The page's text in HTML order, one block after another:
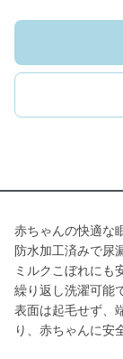
赤ちゃんの快適な
防水加工済みで尿
ミルクこぼれにも
繰り返し洗濯可能
表面は起毛せず、
り、赤ちゃんに安